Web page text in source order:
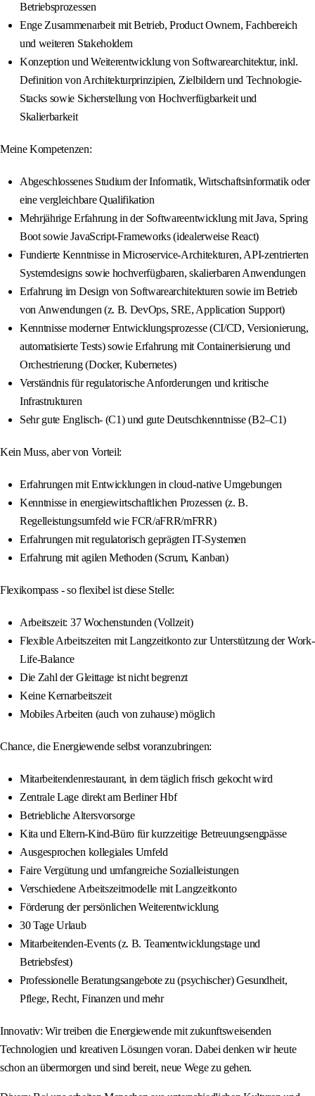
Betriebsprozessen
Enge Zusammenarbeit mit Betrieb, Product Ownern, Fachbereich
und weiteren Stakeholdern
Konzeption und Weiterentwicklung von Softwarearchitektur, inkl.
Definition von Architekturprinzipien, Zielbildern und Technologie-
Stacks sowie Sicherstellung von Hochverfügbarkeit und
Skalierbarkeit
Meine Kompetenzen:
Abgeschlossenes Studium der Informatik, Wirtschaftsinformatik oder
eine vergleichbare Qualifikation
Mehrjährige Erfahrung in der Softwareentwicklung mit Java, Spring
Boot sowie JavaScript-Frameworks (idealerweise React)
Fundierte Kenntnisse in Microservice-Architekturen, API-zentrierten
Systemdesigns sowie hochverfügbaren, skalierbaren Anwendungen
Erfahrung im Design von Softwarearchitekturen sowie im Betrieb
von Anwendungen (z. B. DevOps, SRE, Application Support)
Kenntnisse moderner Entwicklungsprozesse (CI/CD, Versionierung,
automatisierte Tests) sowie Erfahrung mit Containerisierung und
Orchestrierung (Docker, Kubernetes)
Verständnis für regulatorische Anforderungen und kritische
Infrastrukturen
Sehr gute Englisch- (C1) und gute Deutschkenntnisse (B2–C1)
Kein Muss, aber von Vorteil:
Erfahrungen mit Entwicklungen in cloud-native Umgebungen
Kenntnisse in energiewirtschaftlichen Prozessen (z. B.
Regelleistungsumfeld wie FCR/aFRR/mFRR)
Erfahrungen mit regulatorisch geprägten IT-Systemen
Erfahrung mit agilen Methoden (Scrum, Kanban)
Flexikompass - so flexibel ist diese Stelle:
Arbeitszeit: 37 Wochenstunden (Vollzeit)
Flexible Arbeitszeiten mit Langzeitkonto zur Unterstützung der Work-
Life-Balance
Die Zahl der Gleittage ist nicht begrenzt
Keine Kernarbeitszeit
Mobiles Arbeiten (auch von zuhause) möglich
Chance, die Energiewende selbst voranzubringen:
Mitarbeitendenrestaurant, in dem täglich frisch gekocht wird
Zentrale Lage direkt am Berliner Hbf
Betriebliche Altersvorsorge
Kita und Eltern-Kind-Büro für kurzzeitige Betreuungsengpässe
Ausgesprochen kollegiales Umfeld
Faire Vergütung und umfangreiche Sozialleistungen
Verschiedene Arbeitszeitmodelle mit Langzeitkonto
Förderung der persönlichen Weiterentwicklung
30 Tage Urlaub
Mitarbeitenden-Events (z. B. Teamentwicklungstage und
Betriebsfest)
Professionelle Beratungsangebote zu (psychischer) Gesundheit,
Pflege, Recht, Finanzen und mehr
Innovativ: Wir treiben die Energiewende mit zukunftsweisenden
Technologien und kreativen Lösungen voran. Dabei denken wir heute
schon an übermorgen und sind bereit, neue Wege zu gehen.